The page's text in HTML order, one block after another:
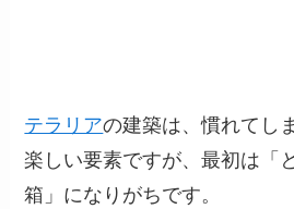
テラリアの建築は、慣れてし
楽しい要素ですが、最初は「
箱」になりがちです。